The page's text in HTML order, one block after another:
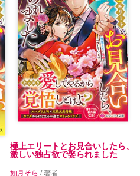
極上エリートとお見合いしたら、
激しい独占欲で娶られました
如月そら / 著者